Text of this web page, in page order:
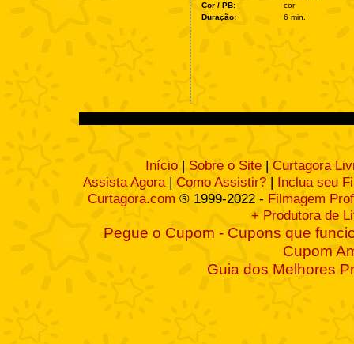
Cor / PB:
cor
Duração:
6 min.
Início | Sobre o Site | Curtagora
Assista Agora| Como Assistir? | Inclua seu
Curtagora.com ® 1999-2022 - Filmagem
+ Produtora de
Pegue o Cupom - Cupons que
Cupom
Guia dos Melhores